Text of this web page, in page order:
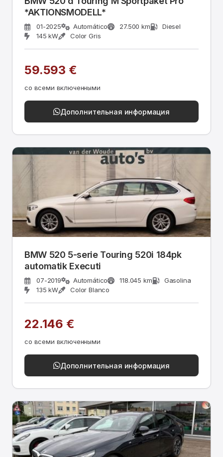
*AKTIONSMODELL*
01-2025 Automático 27.500 km
Diesel
145 kW
Color Gris
59.593 €
со всеми включенными
Дополнительная информация
BMW 520 5-serie Touring 520i 184pk
automatik Executi
07-2019 Automático 118.045 km
Gasolina
135 kW
Color Blanco
22.146 €
со всеми включенными
Дополнительная информация